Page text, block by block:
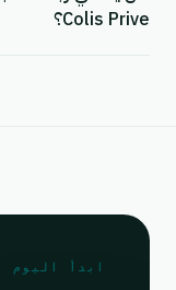
Colis Prive؟
ابدأ اليوم